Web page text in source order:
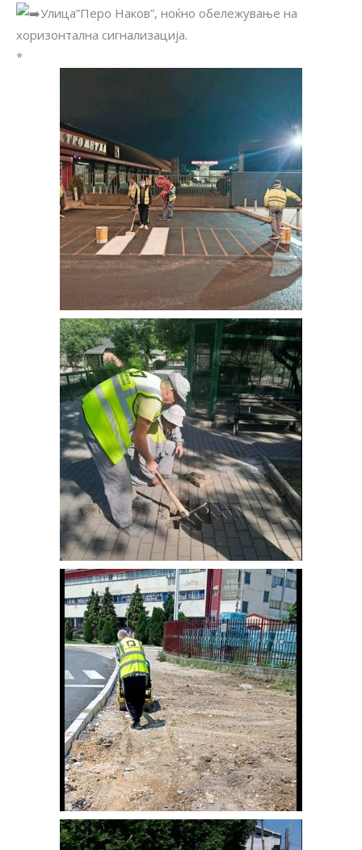
Улица”Перо Наков”, ноќно обележување на
хоризонтална сигнализација.
*